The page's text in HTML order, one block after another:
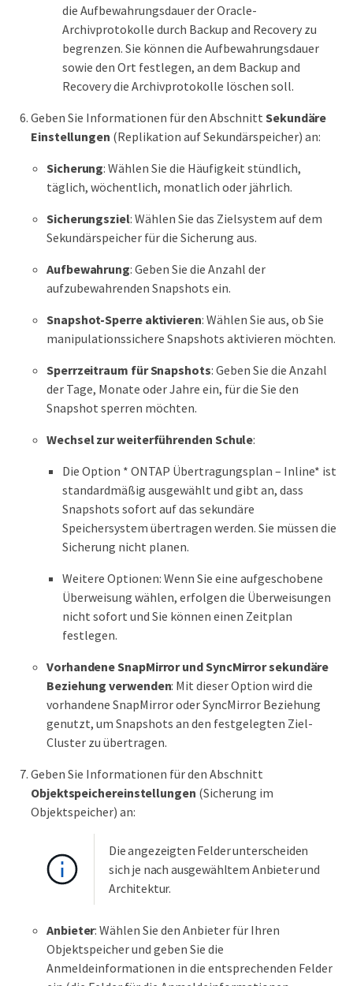
die Aufbewahrungsdauer der Oracle-
Archivprotokolle durch Backup and Recovery zu
begrenzen. Sie können die Aufbewahrungsdauer
sowie den Ort festlegen, an dem Backup and
Recovery die Archivprotokolle löschen soll.
Geben Sie Informationen für den Abschnitt Sekundäre
Einstellungen (Replikation auf Sekundärspeicher) an:
Sicherung: Wählen Sie die Häufigkeit stündlich,
täglich, wöchentlich, monatlich oder jährlich.
Sicherungsziel: Wählen Sie das Zielsystem auf dem
Sekundärspeicher für die Sicherung aus.
Aufbewahrung: Geben Sie die Anzahl der
aufzubewahrenden Snapshots ein.
Snapshot-Sperre aktivieren: Wählen Sie aus, ob Sie
manipulationssichere Snapshots aktivieren möchten.
Sperrzeitraum für Snapshots: Geben Sie die Anzahl
der Tage, Monate oder Jahre ein, für die Sie den
Snapshot sperren möchten.
Wechsel zur weiterführenden Schule:
Die Option * ONTAP Übertragungsplan – Inline* ist
standardmäßig ausgewählt und gibt an, dass
Snapshots sofort auf das sekundäre
Speichersystem übertragen werden. Sie müssen die
Sicherung nicht planen.
Weitere Optionen: Wenn Sie eine aufgeschobene
Überweisung wählen, erfolgen die Überweisungen
nicht sofort und Sie können einen Zeitplan
festlegen.
Vorhandene SnapMirror und SyncMirror sekundäre
Beziehung verwenden: Mit dieser Option wird die
vorhandene SnapMirror oder SyncMirror Beziehung
genutzt, um Snapshots an den festgelegten Ziel-
Cluster zu übertragen.
Geben Sie Informationen für den Abschnitt
Objektspeichereinstellungen (Sicherung im
Objektspeicher) an:
Die angezeigten Felder unterscheiden
sich je nach ausgewähltem Anbieter und
Architektur.
Anbieter: Wählen Sie den Anbieter für Ihren
Objektspeicher und geben Sie die
Anmeldeinformationen in die entsprechenden Felder